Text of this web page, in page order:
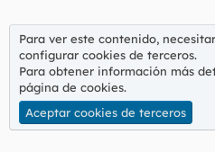
Para ver este contenido,
configurar cookies de terceros.
Para obtener información más
página de cookies.
Aceptar cookies de terceros